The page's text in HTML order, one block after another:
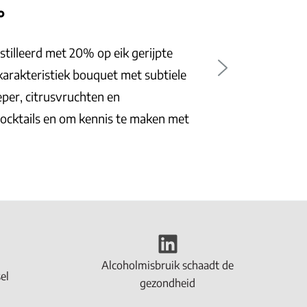
LinkedIn
Alcoholmisbruik schaadt de
gezondheid